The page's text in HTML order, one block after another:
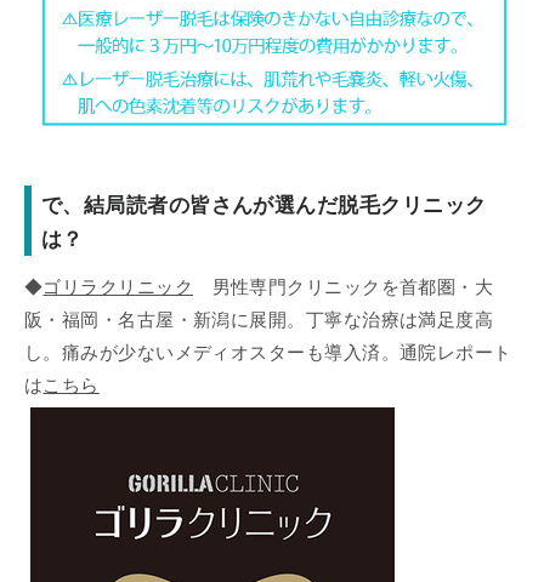
で、結局読者の皆さんが選んだ脱毛クリニック
は？
◆ゴリラクリニック
男性専門クリニックを首都圏・大
阪・福岡・名古屋・新潟に展開。丁寧な治療は満足度高
し。痛みが少ないメディオスターも導入済。通院レポート
はこちら